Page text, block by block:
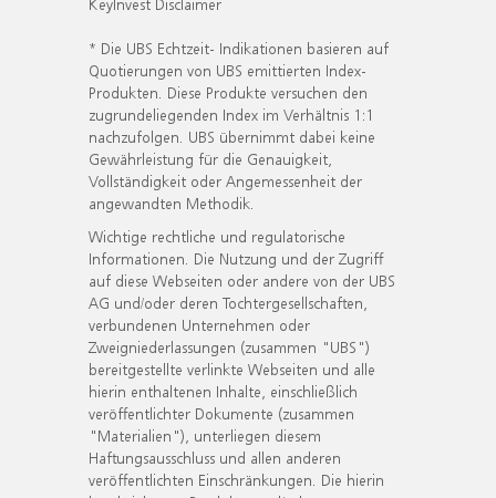
* Die UBS Echtzeit- Indikationen basieren auf
Quotierungen von UBS emittierten Index-
Produkten. Diese Produkte versuchen den
zugrundeliegenden Index im Verhältnis 1:1
nachzufolgen. UBS übernimmt dabei keine
Gewährleistung für die Genauigkeit,
Vollständigkeit oder Angemessenheit der
angewandten Methodik.
Wichtige rechtliche und regulatorische
Informationen. Die Nutzung und der Zugriff
auf diese Webseiten oder andere von der UBS
AG und/oder deren Tochtergesellschaften,
verbundenen Unternehmen oder
Zweigniederlassungen (zusammen "UBS")
bereitgestellte verlinkte Webseiten und alle
hierin enthaltenen Inhalte, einschließlich
veröffentlichter Dokumente (zusammen
"Materialien"), unterliegen diesem
Haftungsausschluss und allen anderen
veröffentlichten Einschränkungen. Die hierin